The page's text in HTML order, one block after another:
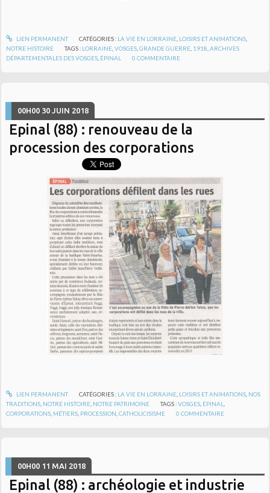
LIEN PERMANENT CATÉGORIES : LA VIE EN LORRAINE, LOISIRS ET ANIMATIONS,
NOTRE HISTOIRE
TAGS : LORRAINE ,VOSGES ,GRANDE GUERRE 1918 ,ARCHIVES
DÉPARTEMENTALES DES VOSGES ÉPINAL 0 COMMENTAIRE
00H00 30 JUIN 2018
Epinal (88) : renouveau de la
procession des corporations
LIEN PERMANENT CATÉGORIES : LA VIE EN LORRAINE, LOISIRS ET ANIMATIONS, NOS
TRADITIONS NOTRE HISTOIRE NOTRE PATRIMOINE TAGS :VOSGES ÉPINAL
CORPORATIONS MÉTIERS PROCESSION ,CATHOLICISISME 0 COMMENTAIRE
00H00 11 MAI 2018
Epinal (88) : archéologie et industrie